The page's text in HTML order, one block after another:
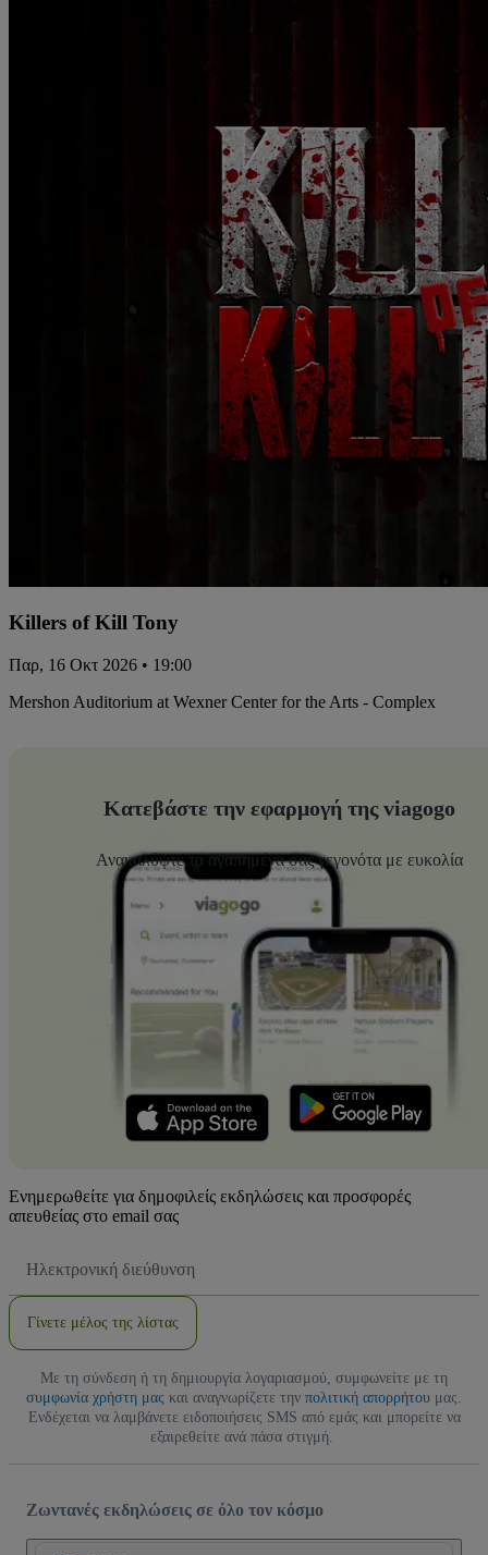
Killers of Kill Tony
Παρ, 16 Οκτ 2026 • 19:00
Mershon Auditorium at Wexner Center for the Arts - Complex
Κατεβάστε την εφαρμογή της viagogo
Ανακαλύψτε τα αγαπημένα σας γεγονότα με ευκολία
Ενημερωθείτε για δημοφιλείς εκδηλώσεις και προσφορές
απευθείας στο email σας
Email
Γίνετε μέλος της λίστας
Με τη σύνδεση ή τη δημιουργία λογαριασμού, συμφωνείτε με τη
συμφωνία χρήστη μας και αναγνωρίζετε την πολιτική απορρήτου μας.
Ενδέχεται να λαμβάνετε ειδοποιήσεις SMS από εμάς και μπορείτε να
εξαιρεθείτε ανά πάσα στιγμή.
Ζωντανές εκδηλώσεις σε όλο τον κόσμο